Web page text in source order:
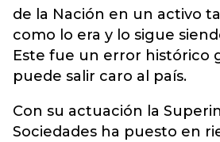
de la Nación en un activo
como lo era y lo sigue
Este fue un error histórico
puede salir caro al país.
Con su actuación la
Sociedades ha puesto en